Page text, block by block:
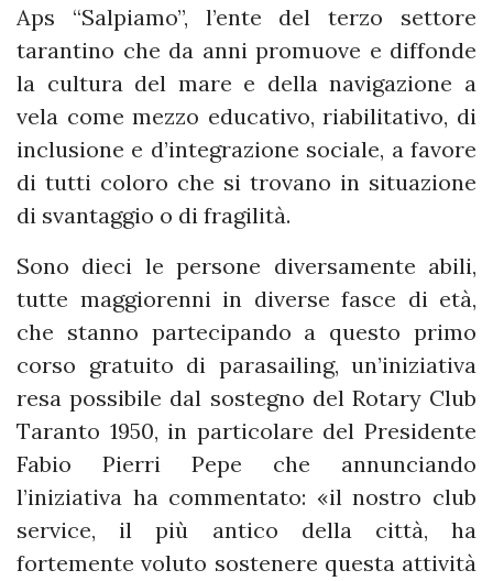
Aps “Salpiamo”, l’ente del terzo settore
tarantino che da anni promuove e diffonde
la cultura del mare e della navigazione a
vela come mezzo educativo, riabilitativo, di
inclusione e d’integrazione sociale, a favore
di tutti coloro che si trovano in situazione
di svantaggio o di fragilità.
Sono dieci le persone diversamente abili,
tutte maggiorenni in diverse fasce di età,
che stanno partecipando a questo primo
corso gratuito di parasailing, un’iniziativa
resa possibile dal sostegno del Rotary Club
Taranto 1950, in particolare del Presidente
Fabio Pierri Pepe che annunciando
l’iniziativa ha commentato: «il nostro club
service, il più antico della città, ha
fortemente voluto sostenere questa attività